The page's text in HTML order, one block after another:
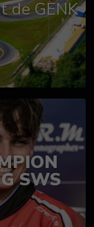
de GENK
SWS